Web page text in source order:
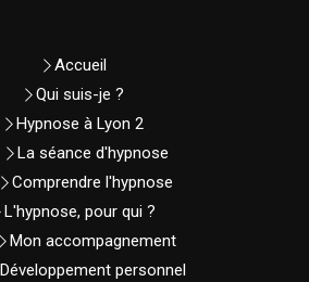
Accueil
Qui suis-je ?
Hypnose à Lyon 2
La séance d'hypnose
Comprendre l'hypnose
L'hypnose, pour qui ?
Mon accompagnement
Développement personnel